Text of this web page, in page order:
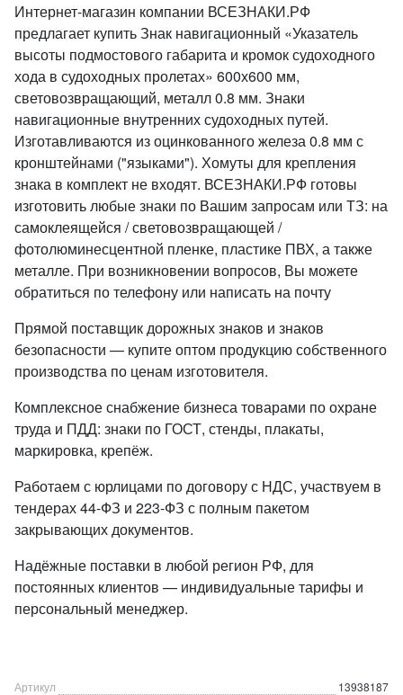
Интернет-магазин компании ВСЕЗНАКИ.РФ
предлагает купить Знак навигационный «Указатель
высоты подмостового габарита и кромок судоходного
хода в судоходных пролетах» 600х600 мм,
световозвращающий, металл 0.8 мм. Знаки
навигационные внутренних судоходных путей.
Изготавливаются из оцинкованного железа 0.8 мм с
кронштейнами ("языками"). Хомуты для крепления
знака в комплект не входят. ВСЕЗНАКИ.РФ готовы
изготовить любые знаки по Вашим запросам или ТЗ: на
самоклеящейся / световозвращающей /
фотолюминесцентной пленке, пластике ПВХ, а также
металле. При возникновении вопросов, Вы можете
обратиться по телефону или написать на почту
Прямой поставщик дорожных знаков и знаков
безопасности — купите оптом продукцию собственного
производства по ценам изготовителя.
Комплексное снабжение бизнеса товарами по охране
труда и ПДД: знаки по ГОСТ, стенды, плакаты,
маркировка, крепёж.
Работаем с юрлицами по договору с НДС, участвуем в
тендерах 44-ФЗ и 223-ФЗ с полным пакетом
закрывающих документов.
Надёжные поставки в любой регион РФ, для
постоянных клиентов — индивидуальные тарифы и
персональный менеджер.
Артикул 13938187